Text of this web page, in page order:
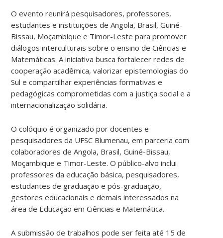
O evento reunirá pesquisadores, professores,
estudantes e instituições de Angola, Brasil, Guiné-
Bissau, Moçambique e Timor-Leste para promover
diálogos interculturais sobre o ensino de Ciências e
Matemáticas. A iniciativa busca fortalecer redes de
cooperação acadêmica, valorizar epistemologias do
Sul e compartilhar experiências formativas e
pedagógicas comprometidas com a justiça social e a
internacionalização solidária.
O colóquio é organizado por docentes e
pesquisadores da UFSC Blumenau, em parceria com
colaboradores de Angola, Brasil, Guiné-Bissau,
Moçambique e Timor-Leste. O público-alvo inclui
professores da educação básica, pesquisadores,
estudantes de graduação e pós-graduação,
gestores educacionais e demais interessados na
área de Educação em Ciências e Matemática.
A submissão de trabalhos pode ser feita até 15 de